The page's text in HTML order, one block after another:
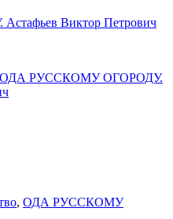
РУССКОМУ ОГОРОДУ.
, ОДА РУССКОМУ